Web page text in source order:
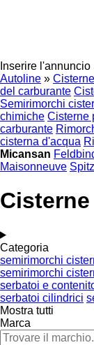
Inserire l'annuncio
Autoline » Cisterne
del carburante
Semirimorchi
chimiche Cisterne
carburante
cisterna d'acqua
Micansan
Maisonneuve
Categoria
semirimorchi
semirimorchi
serbatoi e
serbatoi cilindrici
Mostra tutti
Marca